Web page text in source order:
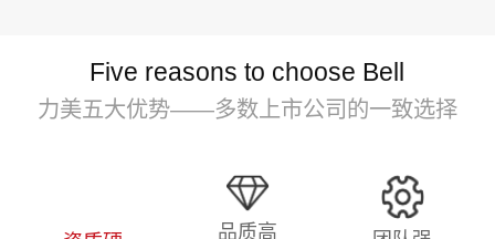
Five reasons to choose Bell
力美五大优势——多数上市公司的一致选择
品质高